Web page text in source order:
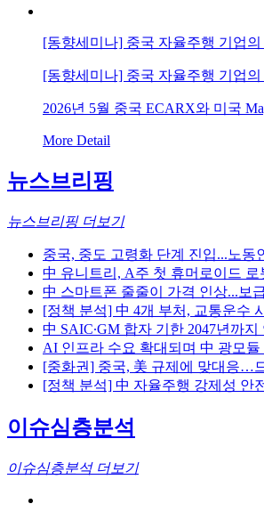
뉴스브리핑
중국, 중도 고령화 단계 진입...노동
中 유니트리, A주 첫 휴머로이드
中 스마트폰 줄줄이 가격 인상...보
[정책 분석] 中 4개 부처, 교통운수
中 SAIC∙GM 합자 기한 2047년까
AI 인프라 수요 확대되며 中 광모
[중화권] 중국, 美 규제에 맞대응…
이슈심층분석